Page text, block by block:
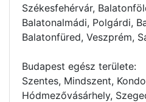
Székesfehérvár,
Balatonalmádi, Polgárdi,
Balatonfüred, Veszprém,
Budapest egész területe:
Szentes, Mindszent,
Hódmezővásárhely,